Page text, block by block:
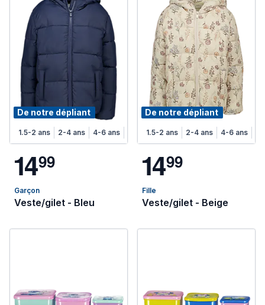
De notre dépliant
1.5-2 ans 2-4 ans 4-6 ans 6-8 ans
1499
Garçon
Veste/gilet - Bleu
De notre dépliant
1.5-2 ans 2-4 ans 4-6 ans
1499
Fille
Veste/gilet - Beige